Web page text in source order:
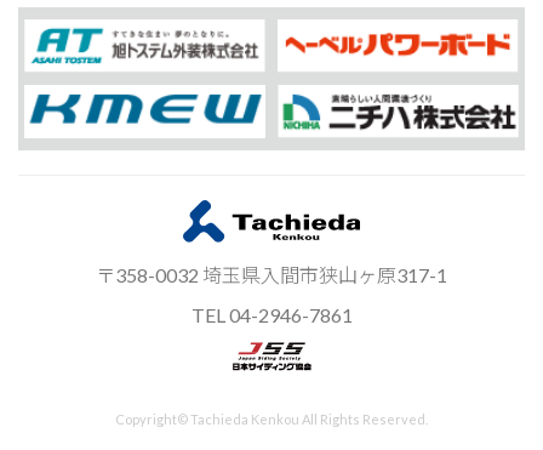
〒358-0032 埼玉県入間市狭山ヶ原317-1
TEL 04-2946-7861
Copyright© Tachieda Kenkou All Rights Reserved.